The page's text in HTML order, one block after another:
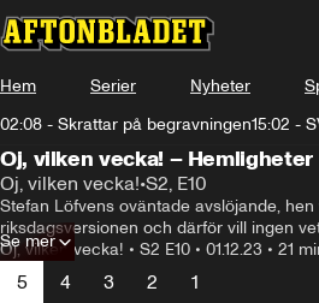
Förenade Arabemiraten verkar
med det pågående
Hem Serier Nyheter
02:08 - Skrattar på begravningen15:02 -
Oj, vilken vecka! – Hemligheter
Oj, vilken vecka!•S2, E10
Stefan Löfvens oväntade avslöjande,
riksdagsversionen och därför vill ingen
Spotify. Karin Pettersson och Kristoffer
avsnitt som leds av Olivia J Berntsson.
Oj, vilken vecka! • S2 E10 • 01.12.23 • 21
Se mer
5 4 3 2 1